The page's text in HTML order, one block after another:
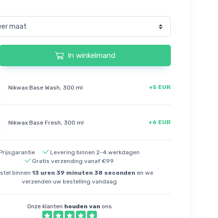
In winkelmand
Nikwax Base Wash, 300 ml +5 EUR
Nikwax Base Fresh, 300 ml +6 EUR
Levering binnen 2-4 werkdagen
Gratis verzending vanaf €99
binnen13 uren39 minuten37 seconden en we
verzenden uw bestelling vandaag
Onze klanten houden van ons